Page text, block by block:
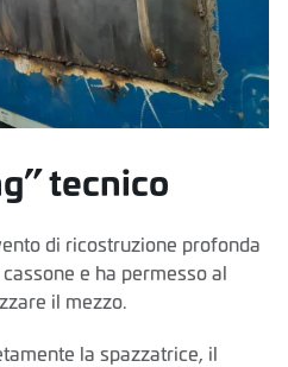
tecnico
di ricostruzione profonda
e ha permesso al
il mezzo.
la spazzatrice, il